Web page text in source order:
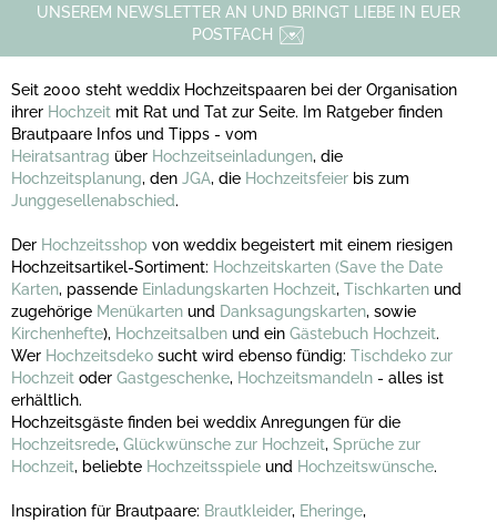
UNSEREM NEWSLETTER AN UND BRINGT LIEBE IN EUER
POSTFACH
Seit 2000 steht weddix Hochzeitspaaren bei der Organisation
ihrer Hochzeit mit Rat und Tat zur Seite. Im Ratgeber finden
Brautpaare Infos und Tipps - vom
Heiratsantrag über Hochzeitseinladungen, die
Hochzeitsplanung, den JGA, die Hochzeitsfeier bis zum
Junggesellenabschied.
Der Hochzeitsshop von weddix begeistert mit einem riesigen
Hochzeitsartikel-Sortiment: Hochzeitskarten (Save the Date
Karten, passende Einladungskarten Hochzeit, Tischkarten und
zugehörige Menükarten und Danksagungskarten, sowie
Kirchenhefte), Hochzeitsalben und ein Gästebuch Hochzeit.
Wer Hochzeitsdeko sucht wird ebenso fündig: Tischdeko zur
Hochzeit oder Gastgeschenke, Hochzeitsmandeln - alles ist
erhältlich.
Hochzeitsgäste finden bei weddix Anregungen für die
Hochzeitsrede, Glückwünsche zur Hochzeit, Sprüche zur
Hochzeit, beliebte Hochzeitsspiele und Hochzeitswünsche.
Inspiration für Brautpaare: Brautkleider, Eheringe,